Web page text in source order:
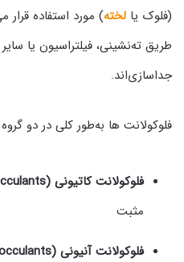
(فلوک یا لخته) مورد استفاده قرار
طریق ته‌نشینی، فیلتراسیون یا
جداسازی‌اند.
فلوکولانت‌ ها به‌طور کلی در دو
فلوکولانت کاتیونی (Cationic Flocculants)
مثبت
فلوکولانت آنیونی (Anionic Flocculants)